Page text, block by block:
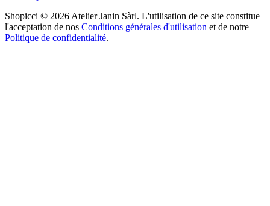
Shopicci © 2026 Atelier Janin Sàrl. L'utilisation de ce site constitue
l'acceptation de nos Conditions générales d'utilisation et de notre
Politique de confidentialité.